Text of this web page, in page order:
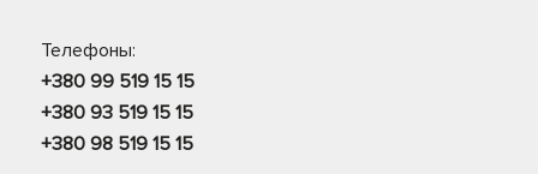
Телефоны:
+380 99 519 15 15
+380 93 519 15 15
+380 98 519 15 15